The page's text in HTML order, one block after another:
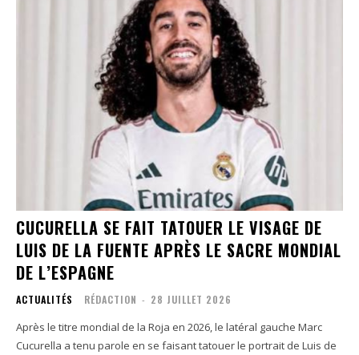
CUCURELLA SE FAIT TATOUER LE VISAGE DE
LUIS DE LA FUENTE APRÈS LE SACRE MONDIAL
DE L’ESPAGNE
ACTUALITÉS RÉDACTION - 28 JUILLET 2026
Après le titre mondial de la Roja en 2026, le latéral gauche Marc
Cucurella a tenu parole en se faisant tatouer le portrait de Luis de